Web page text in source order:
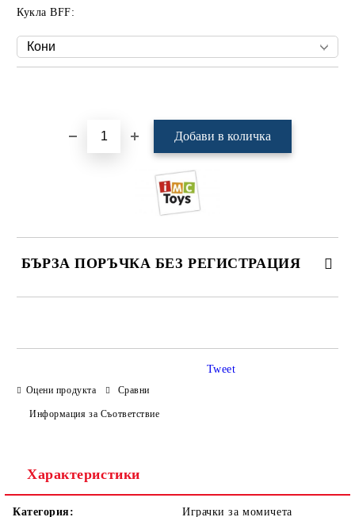
Кукла BFF:
БЪРЗА ПОРЪЧКА БЕЗ РЕГИСТРАЦИЯ
Оцени продукта Сравни
Информация за Съответствие
Tweet
Характеристики
Категория: Играчки за момичета